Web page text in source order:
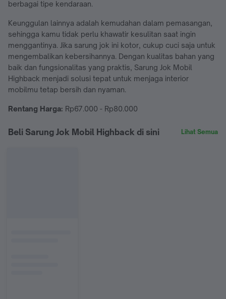
berbagai tipe kendaraan.
Keunggulan lainnya adalah kemudahan dalam pemasangan,
sehingga kamu tidak perlu khawatir kesulitan saat ingin
menggantinya. Jika sarung jok ini kotor, cukup cuci saja untuk
mengembalikan kebersihannya. Dengan kualitas bahan yang
baik dan fungsionalitas yang praktis, Sarung Jok Mobil
Highback menjadi solusi tepat untuk menjaga interior
mobilmu tetap bersih dan nyaman.
Rentang Harga: Rp67.000 - Rp80.000
Beli Sarung Jok Mobil Highback di sini Lihat Semua